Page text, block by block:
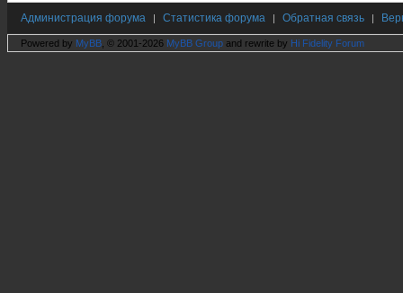
Администрация форума | Статистика форума | Обратная связь |
Powered by MyBB , © 2001-2026 MyBB Group and rewrite by Hi Fidelity Forum